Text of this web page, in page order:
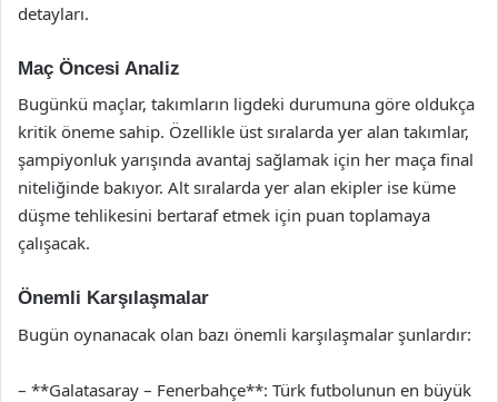
detayları.
Maç Öncesi Analiz
Bugünkü maçlar, takımların ligdeki durumuna göre oldukça
kritik öneme sahip. Özellikle üst sıralarda yer alan takımlar,
şampiyonluk yarışında avantaj sağlamak için her maça final
niteliğinde bakıyor. Alt sıralarda yer alan ekipler ise küme
düşme tehlikesini bertaraf etmek için puan toplamaya
çalışacak.
Önemli Karşılaşmalar
Bugün oynanacak olan bazı önemli karşılaşmalar şunlardır:
– **Galatasaray – Fenerbahçe**: Türk futbolunun en büyük